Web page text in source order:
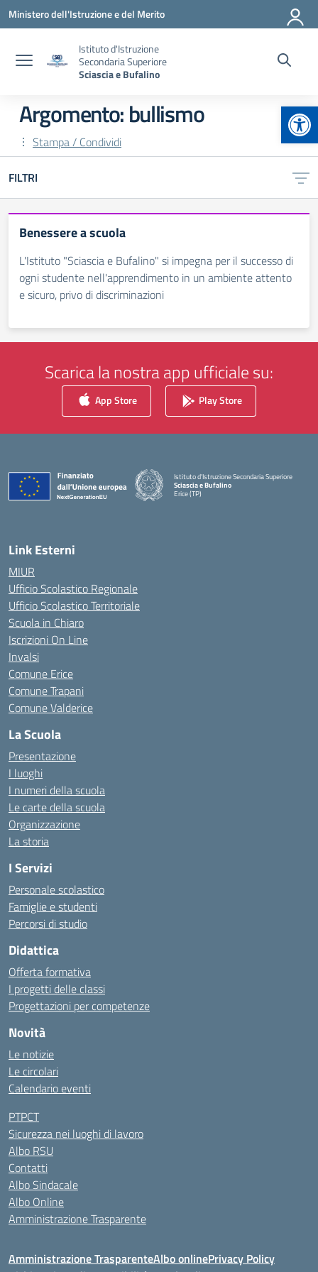
Vai ai contenuti
Vai al menu di navigazione
Vai al footer
Ministero dell'Istruzione e del Merito
Istituto d'Istruzione
Secondaria Superiore
Sciascia e Bufalino
Argomento: bullismo
Stampa / Condividi
FILTRI
Benessere a scuola
L'Istituto "Sciascia e Bufalino" si impegna per il successo di
ogni studente nell'apprendimento in un ambiente attento
e sicuro, privo di discriminazioni
Scarica la nostra app ufficiale su:
App Store Play Store
Istituto d'Istruzione Secondaria Superiore
Sciascia e Bufalino
Erice (TP)
Link Esterni
MIUR
Ufficio Scolastico Regionale
Ufficio Scolastico Territoriale
Scuola in Chiaro
Iscrizioni On Line
Invalsi
Comune Erice
Comune Trapani
Comune Valderice
La Scuola
Presentazione
I luoghi
I numeri della scuola
Le carte della scuola
Organizzazione
La storia
I Servizi
Personale scolastico
Famiglie e studenti
Percorsi di studio
Didattica
Offerta formativa
I progetti delle classi
Progettazioni per competenze
Novità
Le notizie
Le circolari
Calendario eventi
PTPCT
Sicurezza nei luoghi di lavoro
Albo RSU
Contatti
Albo Sindacale
Albo Online
Amministrazione Trasparente
Amministrazione TrasparenteAlbo onlinePrivacy Policy